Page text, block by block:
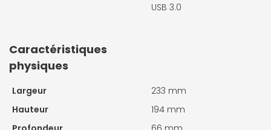
USB 3.0
Caractéristiques
physiques
Largeur
233 mm
Hauteur
194 mm